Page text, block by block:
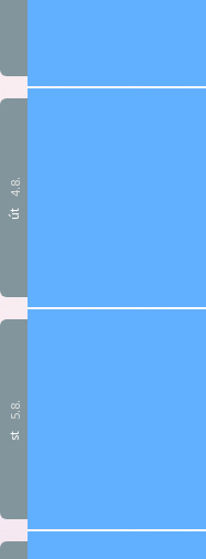
út
4.8.
st
5.8.